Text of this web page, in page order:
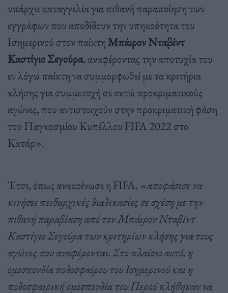
υπάρχει καταγγελία για πιθανή παραποίηση των
εγγράφων που αποδίδουν την υπηκοότητα του
Ισημερινού στον παίκτηΜπάιρον Νταβίντ
Καστίγιο Σεγούρα, αναφέροντας την αποτυχία του
εν λόγω παίκτη να συμμορφωθεί με τα κριτήρια
κλήσης για συμμετοχή σε οκτώ προκριματικούς
αγώνες, που αντιστοιχούν στην προκριματική φάση
του Παγκοσμίου Κυπέλλου FIFA 2022 στο
Κατάρ».
Έτσι, όπως ανακοίνωσε η FIFA, «αποφάσισε να
κινήσει πειθαρχικές διαδικασίες σε σχέση με την
πιθανή παραβίαση από τον Μπάιρον Νταβίντ
Καστίγιο Σεγούρα των κριτηρίων κλήσης για τους
αγώνες που αναφέρονται. Στο πλαίσιο αυτό, η
ομοσπονδία ποδοσφαίρου του Ισημερινού και η
ποδοσφαιρική ομοσπονδία του Περού κλήθηκαν να